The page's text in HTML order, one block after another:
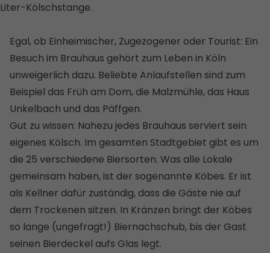
Liter-Kölschstange.
Egal, ob Einheimischer, Zugezogener oder Tourist: Ein
Besuch im Brauhaus gehört zum Leben in Köln
unweigerlich dazu. Beliebte Anlaufstellen sind zum
Beispiel das Früh am Dom, die Malzmühle, das Haus
Unkelbach und das Päffgen.
Gut zu wissen: Nahezu jedes Brauhaus serviert sein
eigenes Kölsch. Im gesamten Stadtgebiet gibt es um
die 25 verschiedene Biersorten. Was alle Lokale
gemeinsam haben, ist der sogenannte Köbes. Er ist
als Kellner dafür zuständig, dass die Gäste nie auf
dem Trockenen sitzen. In Kränzen bringt der Köbes
so lange (ungefragt!) Biernachschub, bis der Gast
seinen Bierdeckel aufs Glas legt.